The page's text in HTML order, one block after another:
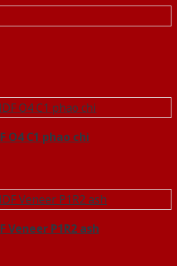
O4 C1 phao chi
Veneer P1R2 ash